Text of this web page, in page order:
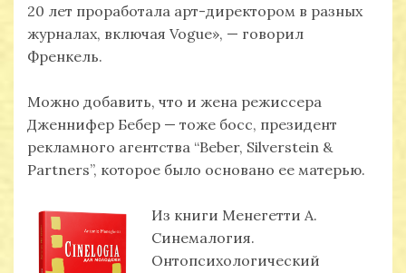
20 лет проработала арт-директором в разных
журналах, включая Vogue», — говорил
Френкель.
Можно добавить, что и жена режиссера
Дженнифер Бебер — тоже босс, президент
рекламного агентства “Beber, Silverstein &
Partners”, которое было основано ее матерью.
Из книги Менегетти А.
Синемалогия.
Онтопсихологический